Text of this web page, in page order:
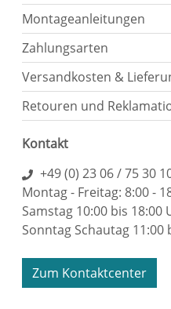
Montageanleitungen
Zahlungsarten
Versandkosten &
Retouren und
Kontakt
+49 (0) 23 06 / 75 30
Montag - Freitag: 8:00 -
Samstag 10:00 bis 18:00
Sonntag Schautag 11:00
Zum Kontaktcenter